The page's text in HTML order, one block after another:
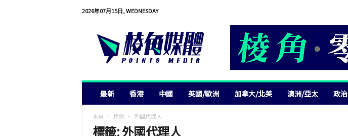
2026年07月15日, WEDNESDAY
最新 香港 中國 英國/歐洲 加拿大/北美 澳洲/亞太 政治
主頁 標籤 外國代理人
標籤: 外國代理人